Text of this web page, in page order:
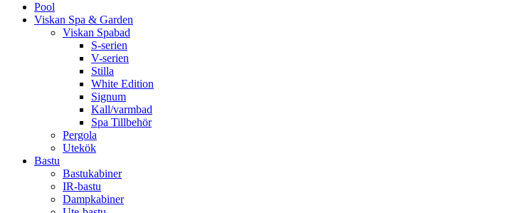
Pool
Viskan Spa & Garden
Viskan Spabad
S-serien
V-serien
Stilla
White Edition
Signum
Kall/varmbad
Spa Tillbehör
Pergola
Utekök
Bastu
Bastukabiner
IR-bastu
Dampkabiner